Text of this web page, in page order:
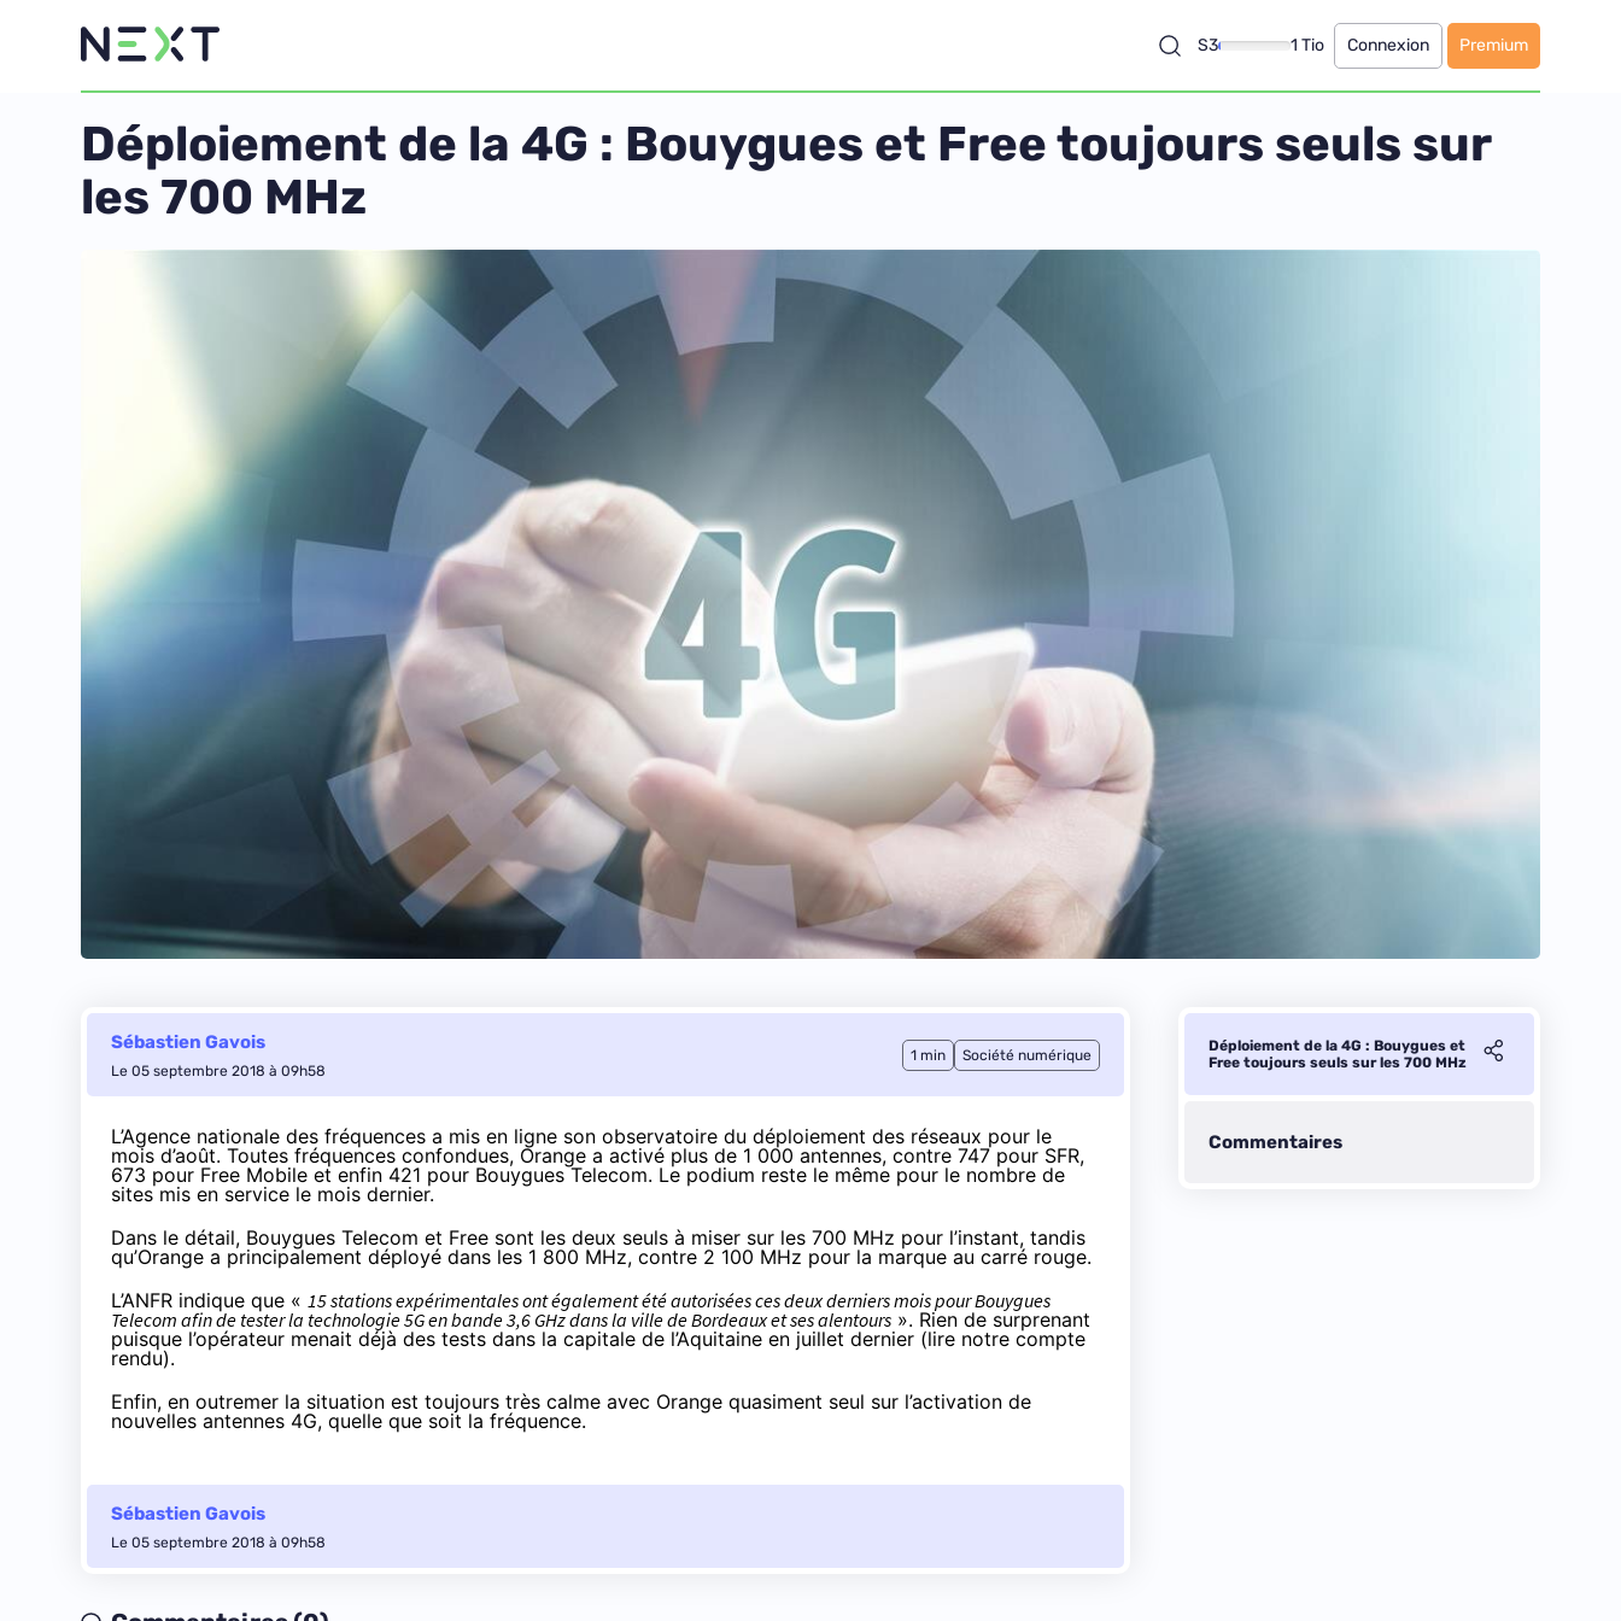
S3 1 Tio Connexion Premium
Déploiement de la 4G : Bouygues et Free toujours seuls sur
les 700 MHz
Sébastien Gavois
Le 05 septembre 2018 à 09h58
1 min Société numérique
L’Agence nationale des fréquences a mis en ligne son observatoire du déploiement des réseaux pour le
mois d’août. Toutes fréquences confondues, Orange a activé plus de 1 000 antennes, contre 747 pour SFR,
673 pour Free Mobile et enfin 421 pour Bouygues Telecom. Le podium reste le même pour le nombre de
sites mis en service le mois dernier.
Dans le détail, Bouygues Telecom et Free sont les deux seuls à miser sur les 700 MHz pour l’instant, tandis
qu’Orange a principalement déployé dans les 1 800 MHz, contre 2 100 MHz pour la marque au carré rouge.
L’ANFR indique que « 15 stations expérimentales ont également été autorisées ces deux derniers mois pour Bouygues
Telecom afin de tester la technologie 5G en bande 3,6 GHz dans la ville de Bordeaux et ses alentours ». Rien de surprenant
puisque l’opérateur menait déjà des tests dans la capitale de l’Aquitaine en juillet dernier (lire notre compte
rendu).
Enfin, en outremer la situation est toujours très calme avec Orange quasiment seul sur l’activation de
nouvelles antennes 4G, quelle que soit la fréquence.
Sébastien Gavois
Le 05 septembre 2018 à 09h58
Déploiement de la 4G : Bouygues et
Free toujours seuls sur les 700 MHz
Commentaires